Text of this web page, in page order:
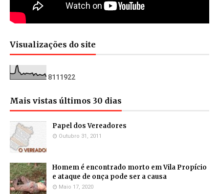
Visualizações do site
81 1 1 922
Mais vistas últimos 30 dias
Papel dos Vereadores
Outubro 31, 2011
Homem é encontrado morto em Vila Propício
e ataque de onça pode ser a causa
Maio 17, 2020